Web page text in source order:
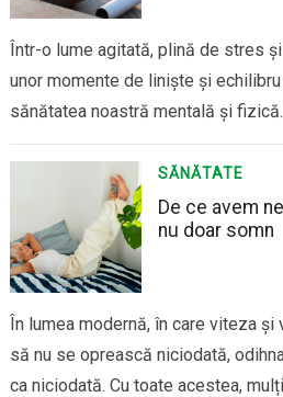
Într-o lume agitată, plină de stres
unor momente de liniște și
sănătatea noastră mentală și
prin numeroase aplicații care
de pe telefonul mobil….
SĂNĂTATE
De ce avem
nu doar somn
În lumea modernă, în care viteza
să nu se oprească niciodată,
ca niciodată. Cu toate acestea,